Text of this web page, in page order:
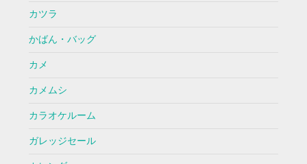
カツラ
かばん・バッグ
カメ
カメムシ
カラオケルーム
ガレッジセール